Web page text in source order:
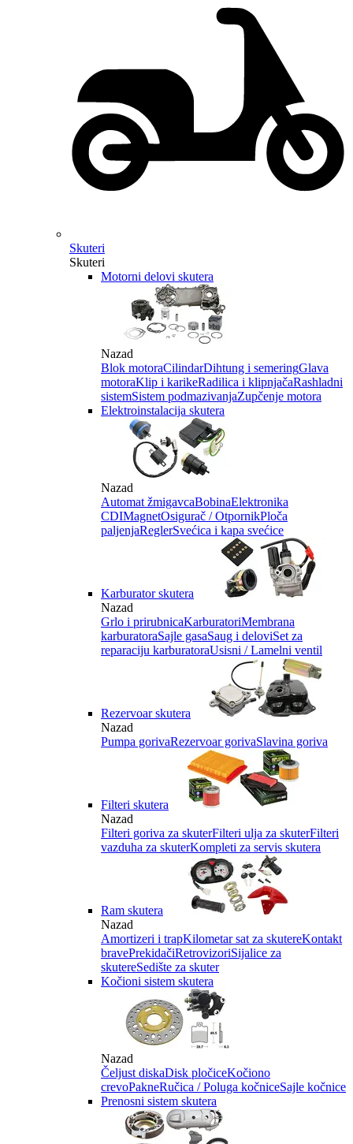
Skuteri
Skuteri
Motorni delovi skutera
Nazad
Blok motoraCilindarDihtung i semeringGlava
motoraKlip i karikeRadilica i klipnjačaRashladni
sistemSistem podmazivanjaZupčenje motora
Elektroinstalacija skutera
Nazad
Automat žmigavcaBobinaElektronika
CDIMagnetOsigurač / OtpornikPloča
paljenjaReglerSvećica i kapa svećice
Karburator skutera
Nazad
Grlo i prirubnicaKarburatoriMembrana
karburatoraSajle gasaSaug i deloviSet za
reparaciju karburatoraUsisni / Lamelni ventil
Rezervoar skutera
Nazad
Pumpa gorivaRezervoar gorivaSlavina goriva
Filteri skutera
Nazad
Filteri goriva za skuterFilteri ulja za skuterFilteri
vazduha za skuterKompleti za servis skutera
Ram skutera
Nazad
Amortizeri i trapKilometar sat za skutereKontakt
bravePrekidačiRetrovizoriSijalice za
skutereSedište za skuter
Kočioni sistem skutera
Nazad
Čeljust diskaDisk pločiceKočiono
crevoPakneRučica / Poluga kočniceSajle kočnice
Prenosni sistem skutera